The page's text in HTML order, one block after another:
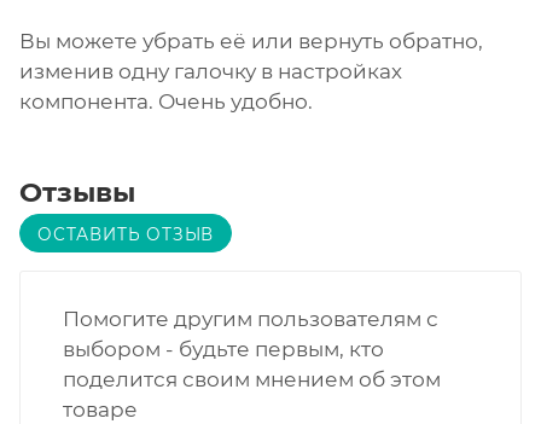
Вы можете убрать её или вернуть обратно,
изменив одну галочку в настройках
компонента. Очень удобно.
Отзывы
ОСТАВИТЬ ОТЗЫВ
Помогите другим пользователям с
выбором - будьте первым, кто
поделится своим мнением об этом
товаре